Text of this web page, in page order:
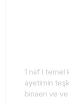
1 naf l temel
ayetimin
binaen ve ve